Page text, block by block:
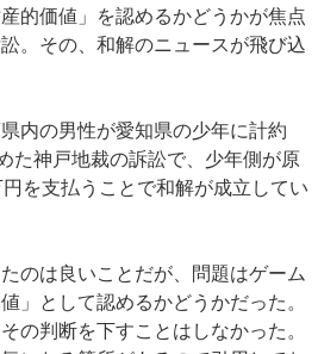
的価値」を認めるかどうかが焦点
。その、和解のニュースが飛び込
内の男性が愛知県の少年に計約
た神戸地裁の訴訟で、少年側が原
を支払うことで和解が成立してい
のは良いことだが、問題はゲーム
」として認めるかどうかだった。
の判断を下すことはしなかった。